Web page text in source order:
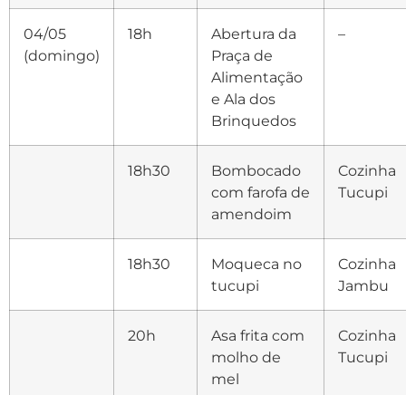
04/05
(domingo)
18h
Abertura da
Praça de
Alimentação
e Ala dos
Brinquedos
–
18h30
Bombocado
com farofa de
amendoim
Cozinha
Tucupi
18h30
Moqueca no
tucupi
Cozinha
Jambu
20h
Asa frita com
molho de
mel
Cozinha
Tucupi